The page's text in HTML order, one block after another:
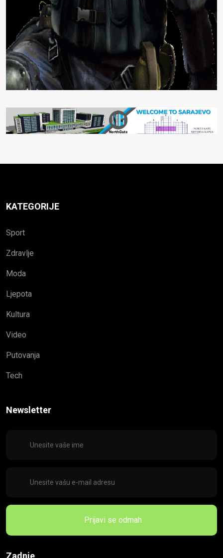
KATEGORIJE
Sport
Zdravlje
Moda
Ljepota
Kultura
Video
Putovanja
Tech
Newsletter
Prijavi se odmah
Zadnje